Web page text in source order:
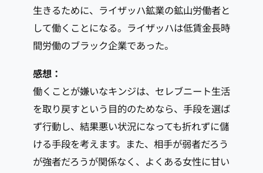
生きるために、ライザッハ鉱業の鉱山労働者と
して働くことになる。ライザッハは低賃金長時
間労働のブラック企業であった。
感想：
働くことが嫌いなキンジは、セレブニート生活
を取り戻すという目的のためなら、手段を選ば
ず行動し、結果悪い状況になっても折れずに儲
ける手段を考えます。また、相手が弱者だろう
が強者だろうが関係なく、よくある女性に甘い